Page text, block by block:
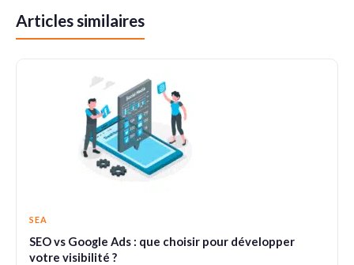
Articles similaires
SEA
SEO vs Google Ads : que choisir pour développer
votre visibilité ?